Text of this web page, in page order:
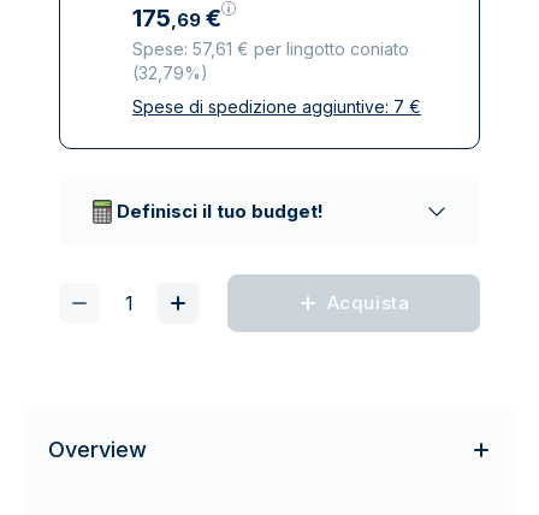
175,69 €
Spese: 57,61 € per lingotto coniato
(32,79%)
Tutte le tasse incluse
Spese di spedizione aggiuntive: 7 €
Definisci il tuo budget!
Acquista
Overview